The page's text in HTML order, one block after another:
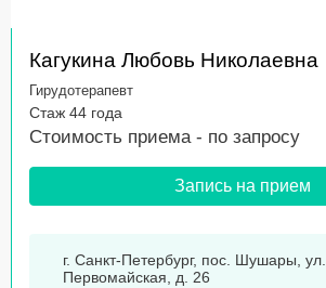
Кагукина Любовь Николаевна
Гирудотерапевт
Стаж 44 года
Стоимость приема - по запросу
Запись на прием
г. Санкт-Петербург, пос. Шушары, ул.
Первомайская, д. 26